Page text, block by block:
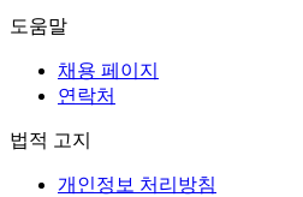
도움말
채용 페이지
연락처
법적 고지
개인정보 처리방침